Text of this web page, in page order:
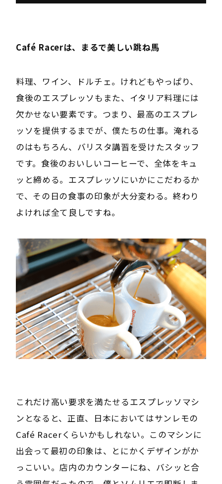
Café Racerは、まるで美しい跳ね馬
料理、ワイン、ドルチェ。けれどもやっぱり、
食後のエスプレッソもまた、イタリア料理には
欠かせない要素です。つまり、最高のエスプレ
ッソを提供するまでが、僕たちの仕事。淹れる
のはもちろん、バリスタ講習を受けたスタッフ
です。食後のおいしいコーヒーで、全体をキュ
ッと締める。エスプレッソにいかにこだわるか
で、その日の食事の印象が大分変わる。終わり
よければ全て良しですね。
これだけ高い要求を満たせるエスプレッソマシ
ンとなると、正直、日本においてはサンレモの
Café Racerくらいかもしれない。このマシンに
出会って最初の印象は、とにかくデザインがか
っこいい。店内のカウンターにね、バシッと合